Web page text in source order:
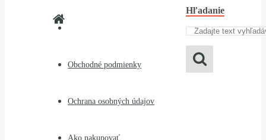
Obchodné podmienky
Ochrana osobných údajov
Ako nakupovať
Hľadanie